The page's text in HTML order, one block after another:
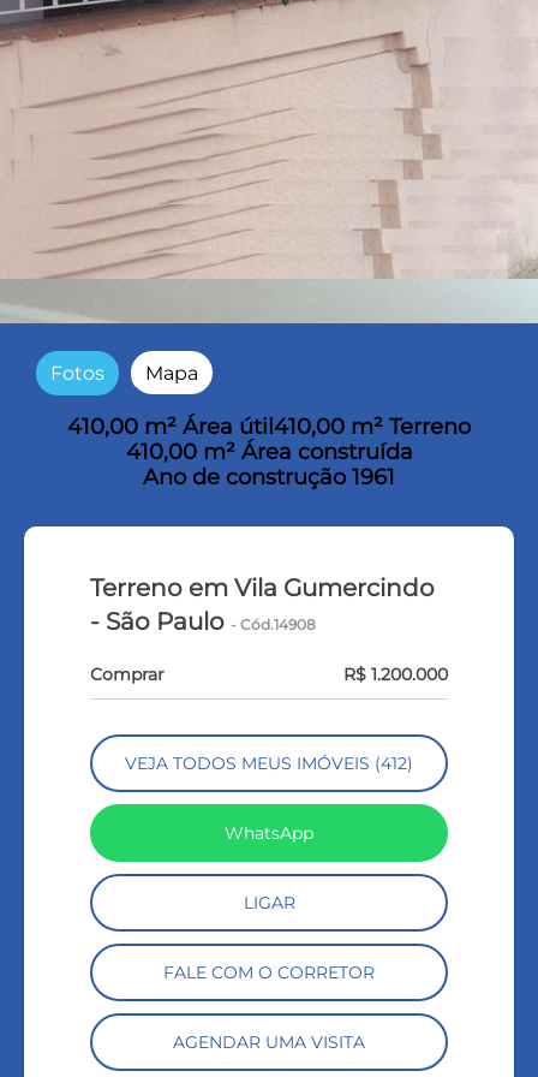
Fotos Mapa
410,00 m² Área útil 410,00 m² Terreno
410,00 m² Área construída
Ano de construção 1961
Terreno em Vila Gumercindo
- São Paulo- Cód.14908
Comprar R$ 1.200.000
VEJA TODOS MEUS IMÓVEIS (412)
WhatsApp
LIGAR
FALE COM O CORRETOR
AGENDAR UMA VISITA